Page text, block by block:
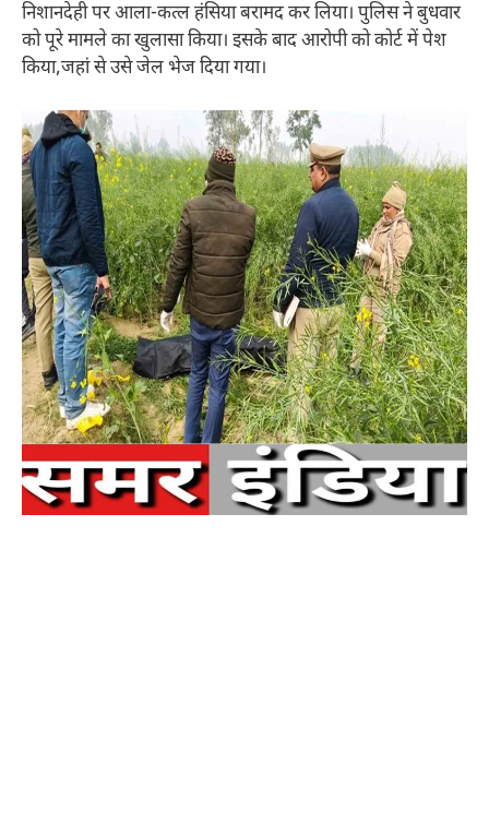
निशानदेही पर आला-कत्ल हंसिया बरामद कर लिया। पुलिस ने बुधवार
को पूरे मामले का खुलासा किया। इसके बाद आरोपी को कोर्ट में पेश
किया,जहां से उसे जेल भेज दिया गया।